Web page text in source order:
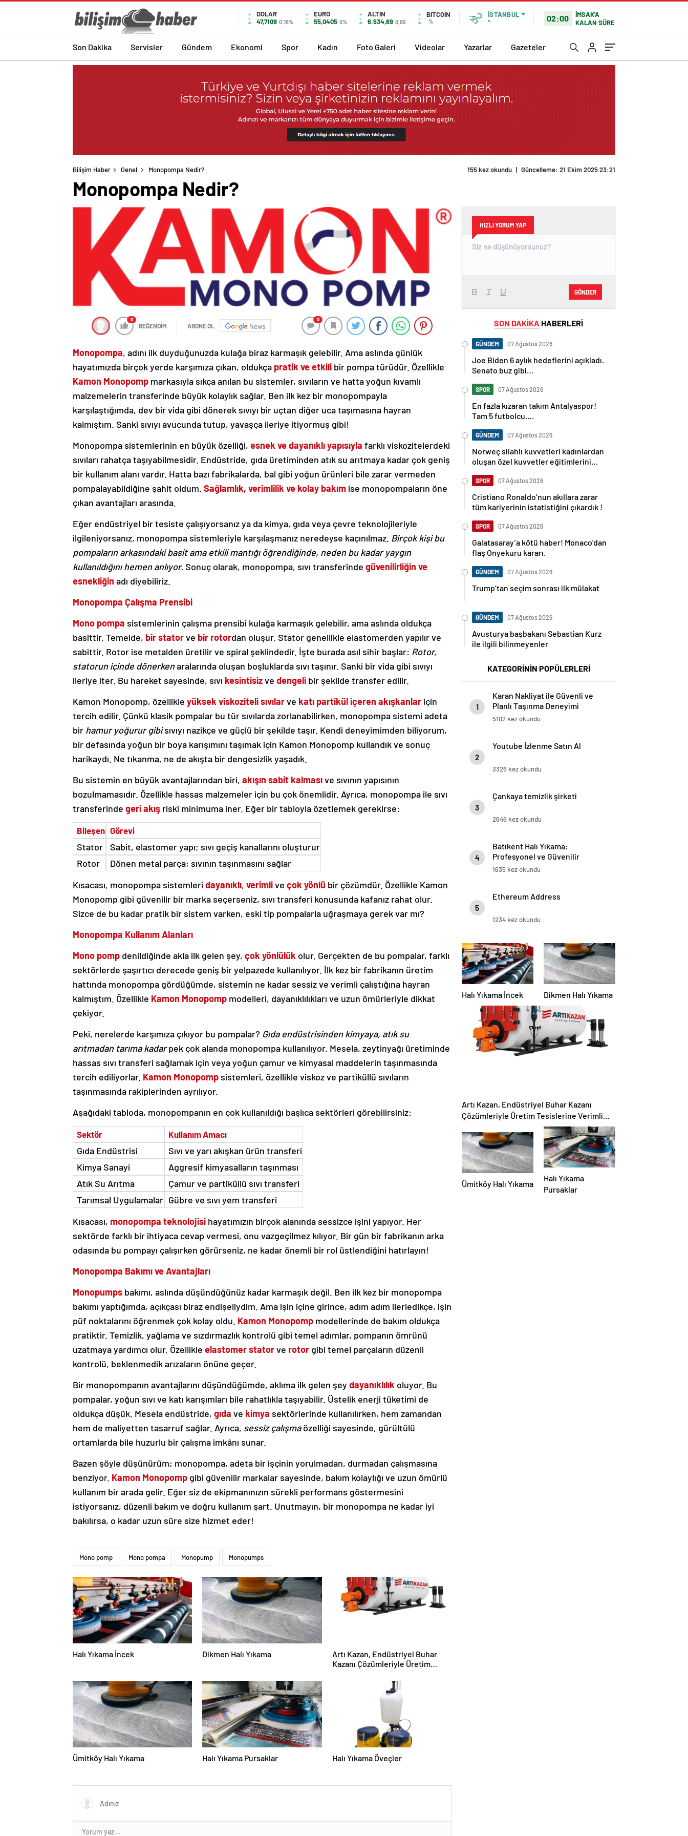
DOLAR
47,7109 0.16%
EURO
55,0405 0%
ALTIN
6.534,69 0,65
BITCOIN
%
İSTANBUL
°
02:00
İMSAK'A
KALAN SÜRE
Son Dakika Servisler Gündem Ekonomi Spor Kadın Foto Galeri Videolar Yazarlar Gazeteler
Bilişim Haber Genel Monopompa Nedir?
Monopompa Nedir?
0
BEĞENDİM ABONE OL News
0
Monopompa, adını ilk duyduğunuzda kulağa biraz karmaşık gelebilir. Ama aslında günlük
hayatımızda birçok yerde karşımıza çıkan, oldukça pratik ve etkili bir pompa türüdür. Özellikle
Kamon Monopomp markasıyla sıkça anılan bu sistemler, sıvıların ve hatta yoğun kıvamlı
malzemelerin transferinde büyük kolaylık sağlar. Ben ilk kez bir monopompayla
karşılaştığımda, dev bir vida gibi dönerek sıvıyı bir uçtan diğer uca taşımasına hayran
kalmıştım. Sanki sıvıyı avucunda tutup, yavaşça ileriye itiyormuş gibi!
Monopompa sistemlerinin en büyük özelliği, esnek ve dayanıklı yapısıyla farklı viskozitelerdeki
sıvıları rahatça taşıyabilmesidir. Endüstride, gıda üretiminden atık su arıtmaya kadar çok geniş
bir kullanım alanı vardır. Hatta bazı fabrikalarda, bal gibi yoğun ürünleri bile zarar vermeden
pompalayabildiğine şahit oldum. Sağlamlık, verimlilik ve kolay bakım ise monopompaların öne
çıkan avantajları arasında.
Eğer endüstriyel bir tesiste çalışıyorsanız ya da kimya, gıda veya çevre teknolojileriyle
ilgileniyorsanız, monopompa sistemleriyle karşılaşmanız neredeyse kaçınılmaz. Birçok kişi bu
pompaların arkasındaki basit ama etkili mantığı öğrendiğinde, neden bu kadar yaygın
kullanıldığını hemen anlıyor. Sonuç olarak, monopompa, sıvı transferinde güvenilirliğin ve
esnekliğin adı diyebiliriz.
Monopompa Çalışma Prensibi
Mono pompa sistemlerinin çalışma prensibi kulağa karmaşık gelebilir, ama aslında oldukça
basittir. Temelde, bir statorve bir rotordan oluşur. Stator genellikle elastomerden yapılır ve
sabittir. Rotor ise metalden üretilir ve spiral şeklindedir. İşte burada asıl sihir başlar: Rotor,
statorun içinde dönerkenaralarında oluşan boşluklarda sıvı taşınır. Sanki bir vida gibi sıvıyı
ileriye iter. Bu hareket sayesinde, sıvı kesintisizve dengeli bir şekilde transfer edilir.
Kamon Monopomp, özellikle yüksek viskoziteli sıvılarve katı partikül içeren akışkanlar için
tercih edilir. Çünkü klasik pompalar bu tür sıvılarda zorlanabilirken, monopompa sistemi adeta
bir hamur yoğurur gibisıvıyı nazikçe ve güçlü bir şekilde taşır. Kendi deneyimimden biliyorum,
bir defasında yoğun bir boya karışımını taşımak için Kamon Monopomp kullandık ve sonuç
harikaydı. Ne tıkanma, ne de akışta bir dengesizlik yaşadık.
Bu sistemin en büyük avantajlarından biri, akışın sabit kalmasıve sıvının yapısının
bozulmamasıdır. Özellikle hassas malzemeler için bu çok önemlidir. Ayrıca, monopompa ile sıvı
transferinde geri akış riski minimuma iner. Eğer bir tabloyla özetlemek gerekirse:
Bileşen Görevi
Stator
Sabit, elastomer yapı; sıvı geçiş kanallarını oluşturur
Rotor
Dönen metal parça; sıvının taşınmasını sağlar
Kısacası, monopompa sistemleri dayanıklı, verimlive çok yönlü bir çözümdür. Özellikle Kamon
Monopomp gibi güvenilir bir marka seçerseniz, sıvı transferi konusunda kafanız rahat olur.
Sizce de bu kadar pratik bir sistem varken, eski tip pompalarla uğraşmaya gerek var mı?
Monopompa Kullanım Alanları
Mono pomp denildiğinde akla ilk gelen şey, çok yönlülük olur. Gerçekten de bu pompalar, farklı
sektörlerde şaşırtıcı derecede geniş bir yelpazede kullanılıyor. İlk kez bir fabrikanın üretim
hattında monopompa gördüğümde, sistemin ne kadar sessiz ve verimli çalıştığına hayran
kalmıştım. Özellikle Kamon Monopomp modelleri, dayanıklılıkları ve uzun ömürleriyle dikkat
çekiyor.
Peki, nerelerde karşımıza çıkıyor bu pompalar? Gıda endüstrisinden kimyaya, atık su
arıtmadan tarıma kadarpek çok alanda monopompa kullanılıyor. Mesela, zeytinyağı üretiminde
hassas sıvı transferi sağlamak için veya yoğun çamur ve kimyasal maddelerin taşınmasında
tercih ediliyorlar. Kamon Monopomp sistemleri, özellikle viskoz ve partiküllü sıvıların
taşınmasında rakiplerinden ayrılıyor.
Aşağıdaki tabloda, monopompanın en çok kullanıldığı başlıca sektörleri görebilirsiniz:
Sektör Kullanım Amacı
Gıda Endüstrisi
Sıvı ve yarı akışkan ürün transferi
Kimya Sanayi
Aggresif kimyasalların taşınması
Atık Su Arıtma
Çamur ve partiküllü sıvı transferi
Tarımsal Uygulamalar Gübre ve sıvı yem transferi
Kısacası, monopompa teknolojisi hayatımızın birçok alanında sessizce işini yapıyor. Her
sektörde farklı bir ihtiyaca cevap vermesi, onu vazgeçilmez kılıyor. Bir gün bir fabrikanın arka
odasında bu pompayı çalışırken görürseniz, ne kadar önemli bir rol üstlendiğini hatırlayın!
Monopompa Bakımı ve Avantajları
Monopumps bakımı, aslında düşündüğünüz kadar karmaşık değil. Ben ilk kez bir monopompa
bakımı yaptığımda, açıkçası biraz endişeliydim. Ama işin içine girince, adım adım ilerledikçe, işin
püf noktalarını öğrenmek çok kolay oldu. Kamon Monopomp modellerinde de bakım oldukça
pratiktir. Temizlik, yağlama ve sızdırmazlık kontrolü gibi temel adımlar, pompanın ömrünü
uzatmaya yardımcı olur. Özellikle elastomer statorve rotor gibi temel parçaların düzenli
kontrolü, beklenmedik arızaların önüne geçer.
Bir monopompanın avantajlarını düşündüğümde, aklıma ilk gelen şey dayanıklılık oluyor. Bu
pompalar, yoğun sıvı ve katı karışımları bile rahatlıkla taşıyabilir. Üstelik enerji tüketimi de
oldukça düşük. Mesela endüstride, gıda ve kimya sektörlerinde kullanılırken, hem zamandan
hem de maliyetten tasarruf sağlar. Ayrıca, sessiz çalışmaözelliği sayesinde, gürültülü
ortamlarda bile huzurlu bir çalışma imkânı sunar.
Bazen şöyle düşünürüm; monopompa, adeta bir işçinin yorulmadan, durmadan çalışmasına
benziyor. Kamon Monopomp gibi güvenilir markalar sayesinde, bakım kolaylığı ve uzun ömürlü
kullanım bir arada gelir. Eğer siz de ekipmanınızın sürekli performans göstermesini
istiyorsanız, düzenli bakım ve doğru kullanım şart. Unutmayın, bir monopompa ne kadar iyi
bakılırsa, o kadar uzun süre size hizmet eder!
Mono pomp Mono pompa Monopump Monopumps
Halı Yıkama İncek Dikmen Halı Yıkama
Artı Kazan, Endüstriyel Buhar
Kazanı Çözümleriyle Üretim
Ümitköy Halı Yıkama Halı Yıkama Pursaklar Halı Yıkama Öveçler
HIZLI YORUM YAP
GÖNDER
SON DAKİKA HABERLERİ
GÜNDEM 07 Ağustos 2026
Joe Biden 6 aylık hedeflerini açıkladı.
Senato buz gibi…
SPOR 07 Ağustos 2026
En fazla kızaran takım Antalyaspor!
Tam 5 futbolcu….
GÜNDEM 07 Ağustos 2026
Norweç silahlı kuvvetleri kadınlardan
oluşan özel kuvvetler eğitimlerini
SPOR 07 Ağustos 2026
Cristiano Ronaldo’nun akıllara zarar
tüm kariyerinin istatistiğini çıkardık !
SPOR 07 Ağustos 2026
Galatasaray’a kötü haber! Monaco’dan
flaş Onyekuru kararı.
GÜNDEM 07 Ağustos 2026
Trump’tan seçim sonrası ilk mülakat
GÜNDEM 07 Ağustos 2026
Avusturya başbakanı Sebastian Kurz
ile ilgili bilinmeyenler
KATEGORİNİN POPÜLERLERİ
1
Karan Nakliyat ile Güvenli ve
Planlı Taşınma Deneyimi
5102 kez okundu
2
Youtube İzlenme Satın Al
3326 kez okundu
3
Çankaya temizlik şirketi
2646 kez okundu
4
Batıkent Halı Yıkama:
Profesyonel ve Güvenilir
Hizmetle Temizlikte Fark
1635 kez okundu
5
Ethereum Address
1234 kez okundu
Halı Yıkama İncek Dikmen Halı Yıkama
Artı Kazan, Endüstriyel Buhar Kazanı
Çözümleriyle Üretim Tesislerine Verimli
Ümitköy Halı Yıkama
Halı Yıkama
Pursaklar